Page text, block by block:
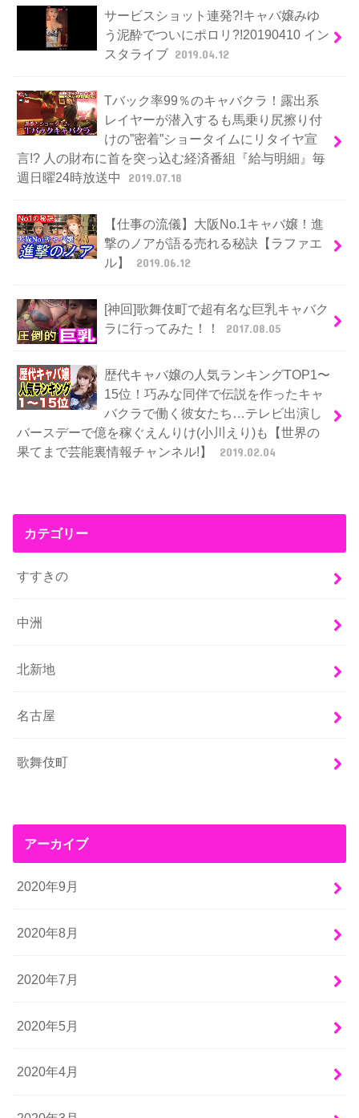
サービスショット連発?!キャバ嬢みゆ
う泥酔でついにポロリ?!20190410 イン
スタライブ 2019.04.12
Tバック率99％のキャバクラ！露出系
レイヤーが潜入するも馬乗り尻擦り付
けの”密着”ショータイムにリタイヤ宣
言!? 人の財布に首を突っ込む経済番組『給与明細』毎
週日曜24時放送中
2019.07.18
【仕事の流儀】大阪No.1キャバ嬢！進
撃のノアが語る売れる秘訣【ラファエ
ル】
2019.06.12
[神回]歌舞伎町で超有名な巨乳キャバク
ラに行ってみた！！
2017.08.05
歴代キャバ嬢の人気ランキングTOP1〜
15位！巧みな同伴で伝説を作ったキャ
バクラで働く彼女たち…テレビ出演し
バースデーで億を稼ぐえんりけ(小川えり)も【世界の
果てまで芸能裏情報チャンネル!】
2019.02.04
カテゴリー
すすきの
中洲
北新地
名古屋
歌舞伎町
アーカイブ
2020年9月
2020年8月
2020年7月
2020年5月
2020年4月